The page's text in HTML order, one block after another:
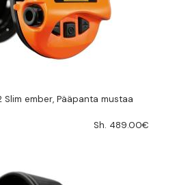
Slim ember, Pääpanta mustaa
Sh. 489.00€